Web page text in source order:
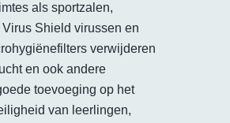
als sportzalen,
Shield virussen en
verwijderen
en ook andere
toevoeging op het
van leerlingen,